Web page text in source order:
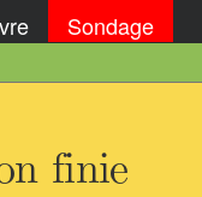
Sondage
finie